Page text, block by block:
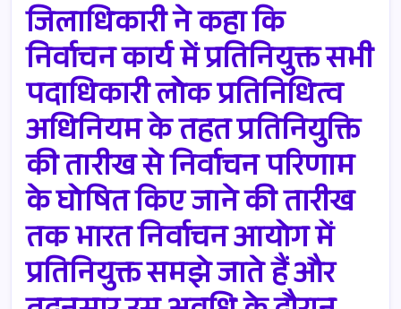
जिलाधिकारी ने कहा कि
निर्वाचन कार्य में प्रतिनियुक्त सभी
पदाधिकारी लोक प्रतिनिधित्व
अधिनियम के तहत प्रतिनियुक्ति
की तारीख से निर्वाचन परिणाम
के घोषित किए जाने की तारीख
तक भारत निर्वाचन आयोग में
प्रतिनियुक्त समझे जाते हैं और